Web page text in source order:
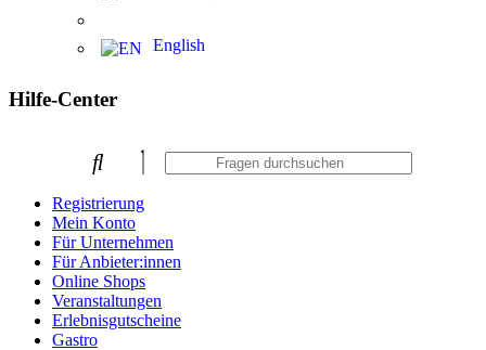
English
Hilfe-Center
Registrierung
Mein Konto
Für Unternehmen
Für Anbieter:innen
Online Shops
Veranstaltungen
Erlebnisgutscheine
Gastro